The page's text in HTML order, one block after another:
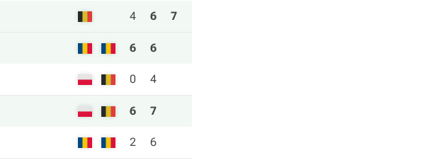
4 6 7
6 6
0 4
6 7
2 6